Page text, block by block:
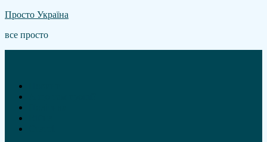
Skip
content
Просто Україна
все просто